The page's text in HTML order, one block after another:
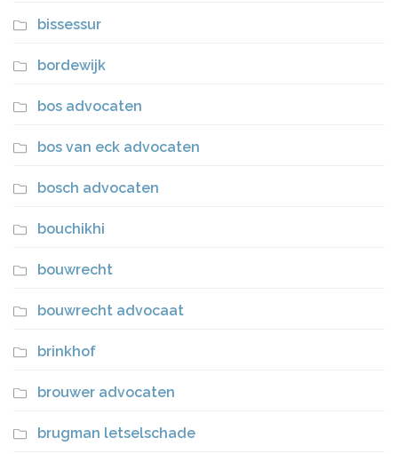
bissessur
bordewijk
bos advocaten
bos van eck advocaten
bosch advocaten
bouchikhi
bouwrecht
bouwrecht advocaat
brinkhof
brouwer advocaten
brugman letselschade